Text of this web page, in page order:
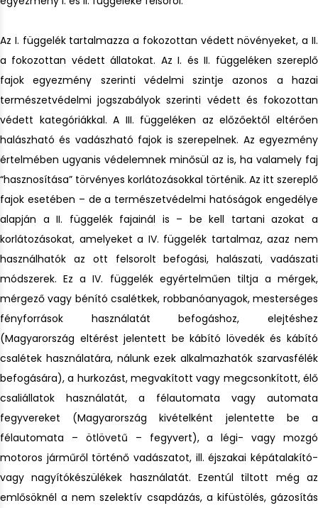
Az I. függelék tartalmazza a fokozottan védett növényeket, a II.
a fokozottan védett állatokat. Az I. és II. függeléken szereplő
fajok egyezmény szerinti védelmi szintje azonos a hazai
természetvédelmi jogszabályok szerinti védett és fokozottan
védett kategóriákkal. A III. függeléken az előzőektől eltérően
halászható és vadászható fajok is szerepelnek. Az egyezmény
értelmében ugyanis védelemnek minősül az is, ha valamely faj
“hasznosítása” törvényes korlátozásokkal történik. Az itt szereplő
fajok esetében – de a természetvédelmi hatóságok engedélye
alapján a II. függelék fajainál is – be kell tartani azokat a
korlátozásokat, amelyeket a IV. függelék tartalmaz, azaz nem
használhatók az ott felsorolt befogási, halászati, vadászati
módszerek. Ez a IV. függelék egyértelműen tiltja a mérgek,
mérgező vagy bénító csalétkek, robbanóanyagok, mesterséges
fényforrások használatát befogáshoz, elejtéshez
(Magyarország eltérést jelentett be kábító lövedék és kábító
csalétek használatára, nálunk ezek alkalmazhatók szarvasfélék
befogására), a hurkozást, megvakított vagy megcsonkított, élő
csaliállatok használatát, a félautomata vagy automata
fegyvereket (Magyarország kivételként jelentette be a
félautomata – ötlövetű – fegyvert), a légi- vagy mozgó
motoros járműről történő vadászatot, ill. éjszakai képátalakító-
vagy nagyítókészülékek használatát. Ezentúl tiltott még az
emlősöknél a nem szelektív csapdázás, a kifüstölés, gázosítás